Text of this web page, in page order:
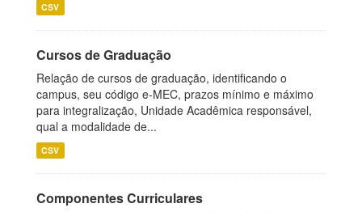
CSV
Cursos de Graduação
Relação de cursos de graduação, identificando o
campus, seu código e-MEC, prazos mínimo e máximo
para integralização, Unidade Acadêmica responsável,
qual a modalidade de...
CSV
Componentes Curriculares